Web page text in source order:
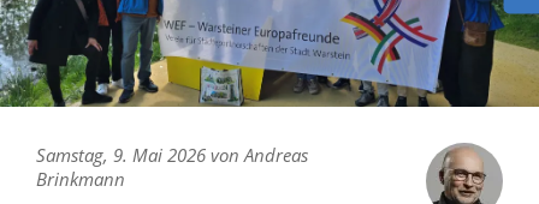
Samstag, 9. Mai 2026 von Andreas
Brinkmann